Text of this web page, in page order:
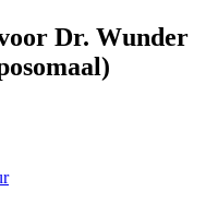
Dr. Wunder